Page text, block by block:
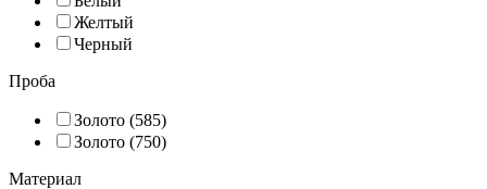
Желтый
Черный
Проба
Золото (585)
Золото (750)
Материал